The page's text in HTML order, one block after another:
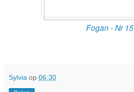
Fogan - Nr 15
Sylvia op 06:30